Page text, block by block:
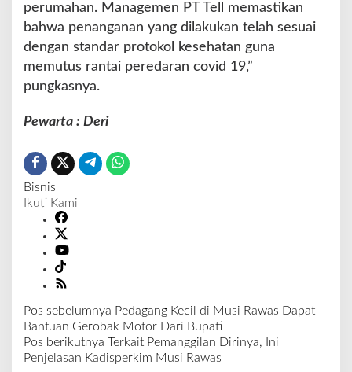
perumahan. Managemen PT Tell memastikan
bahwa penanganan yang dilakukan telah sesuai
dengan standar protokol kesehatan guna
memutus rantai peredaran covid 19,”
pungkasnya.
Pewarta : Deri
Bisnis
Ikuti Kami
N
a
v
Pos sebelumnya Pedagang Kecil di Musi Rawas Dapat
Bantuan Gerobak Motor Dari Bupati
Pos berikutnya Terkait Pemanggilan Dirinya, Ini
Penjelasan Kadisperkim Musi Rawas